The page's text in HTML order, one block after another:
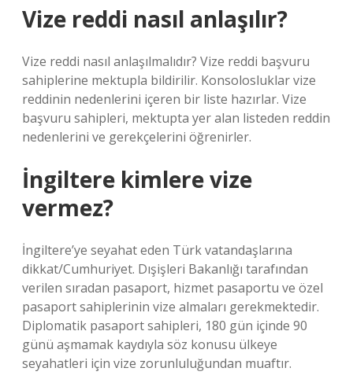
Vize reddi nasıl anlaşılır?
Vize reddi nasıl anlaşılmalıdır? Vize reddi başvuru
sahiplerine mektupla bildirilir. Konsolosluklar vize
reddinin nedenlerini içeren bir liste hazırlar. Vize
başvuru sahipleri, mektupta yer alan listeden reddin
nedenlerini ve gerekçelerini öğrenirler.
İngiltere kimlere vize
vermez?
İngiltere’ye seyahat eden Türk vatandaşlarına
dikkat/Cumhuriyet. Dışişleri Bakanlığı tarafından
verilen sıradan pasaport, hizmet pasaportu ve özel
pasaport sahiplerinin vize almaları gerekmektedir.
Diplomatik pasaport sahipleri, 180 gün içinde 90
günü aşmamak kaydıyla söz konusu ülkeye
seyahatleri için vize zorunluluğundan muaftır.